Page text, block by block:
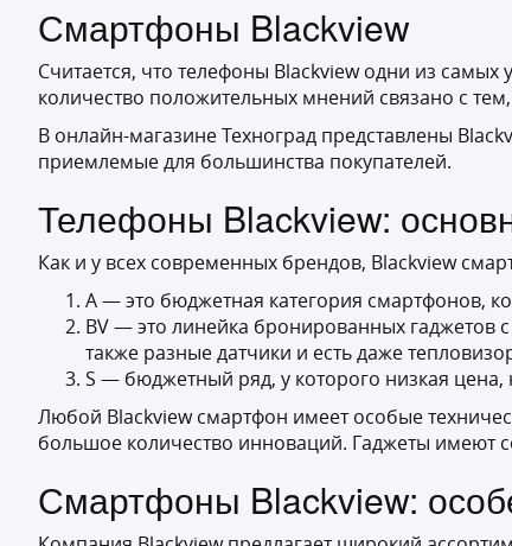
Смартфоны Blackview
Считается, что телефоны Blackview одни из
количество положительных мнений связано с
В онлайн-магазине Техноград представлены
приемлемые для большинства покупателей.
Телефоны Blackview:
Как и у всех современных брендов, Blackview
А — это бюджетная категория смартфонов,
BV — это линейка бронированных гаджетов
также разные датчики и есть даже
S — бюджетный ряд, у которого низкая цена,
Любой Blackview смартфон имеет особые
большое количество инноваций. Гаджеты имеют
Смартфоны Blackview: